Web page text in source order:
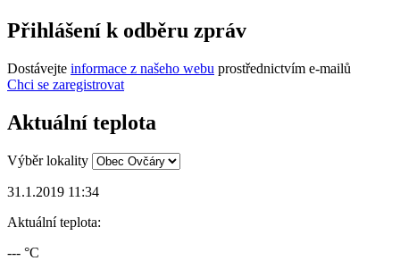
Přihlášení k odběru zpráv
Dostávejte informace z našeho webu prostřednictvím e-mailů
Chci se zaregistrovat
Aktuální teplota
Výběr lokality
31.1.2019 11:34
Aktuální teplota:
--- °C